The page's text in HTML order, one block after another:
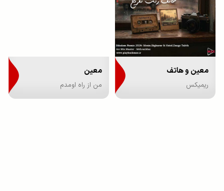
معین و هاتف
ریمیکس
معین
من از راه اومدم